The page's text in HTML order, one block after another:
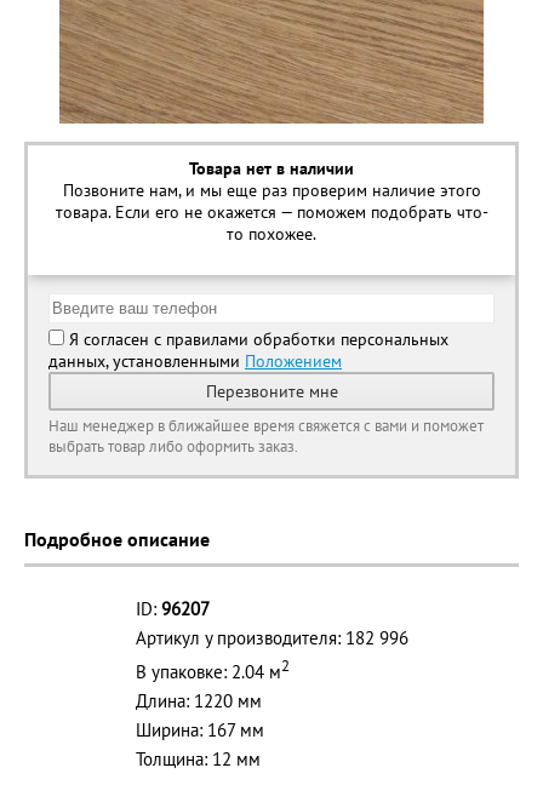
Товара нет в наличии
Позвоните нам, и мы еще раз проверим наличие этого
товара. Если его не окажется — поможем подобрать что-
то похожее.
Я согласен с правилами обработки персональных
данных, установленными Положением
Перезвоните мне
Наш менеджер в ближайшее время свяжется с вами и поможет
выбрать товар либо оформить заказ.
Подробное описание
ID: 96207
Артикул у производителя: 182 996
В упаковке: 2.04 м2
Длина: 1220 мм
Ширина: 167 мм
Толщина: 12 мм